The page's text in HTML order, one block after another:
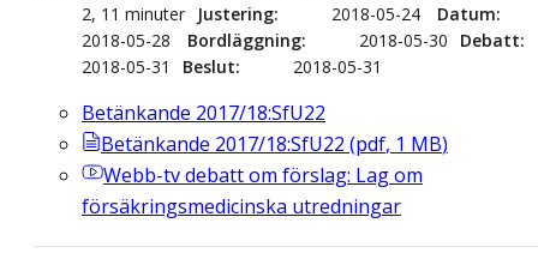
2, 11 minuter
Justering 2018-05-24
Datum
2018-05-28
Bordläggning 2018-05-30
Debatt
2018-05-31
Beslut 2018-05-31
Betänkande 2017/18:SfU22
Betänkande 2017/18:SfU22 (pdf, 1 MB)
Webb-tvdebatt om förslag: Lag om
försäkringsmedicinska utredningar